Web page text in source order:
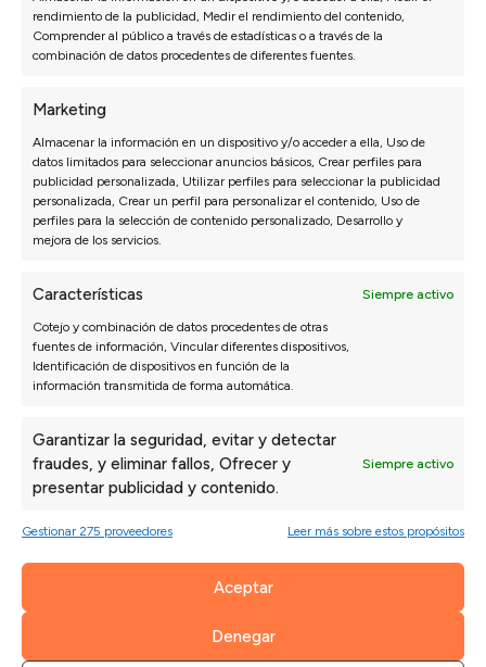
rendimiento de la publicidad, Medir el rendimiento del contenido,
Comprender al público a través de estadísticas o a través de la
combinación de datos procedentes de diferentes fuentes.
Marketing
Almacenar la información en un dispositivo y/o acceder a ella, Uso de
datos limitados para seleccionar anuncios básicos, Crear perfiles para
publicidad personalizada, Utilizar perfiles para seleccionar la publicidad
personalizada, Crear un perfil para personalizar el contenido, Uso de
perfiles para la selección de contenido personalizado, Desarrollo y
mejora de los servicios.
Características Siempre activo
Cotejo y combinación de datos procedentes de otras
fuentes de información, Vincular diferentes dispositivos,
Identificación de dispositivos en función de la
información transmitida de forma automática.
Garantizar la seguridad, evitar y detectar
fraudes, y eliminar fallos, Ofrecer y
presentar publicidad y contenido.
Siempre activo
Gestionar 275 proveedores Leer más sobre estos propósitos
Aceptar
Denegar
Leer más
Cómo Elegir el Mejor Sillón de Lectura
11 abril, 2025
Si eres de los que disfruta de perderse en un buen libro,
importante como la historia que estás leyendo. Un buen
sillón de lectura puede marcar la d...